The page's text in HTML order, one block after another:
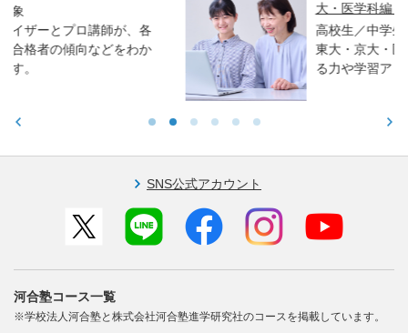
大・医学科編～
高校生／中学生／保護者対象
東大・京大・医学部医学科入試で求められ
る力や学習アドバイスをお伝えします。
SNS公式アカウント
河合塾コース一覧
※学校法人河合塾と株式会社河合塾進学研究社のコースを掲載しています。